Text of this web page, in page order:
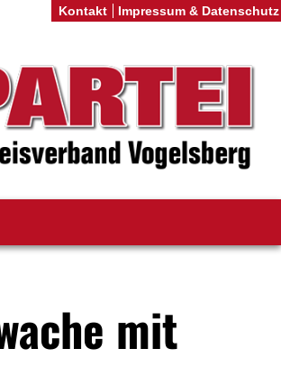
mit
Kontakt Impressum & Datenschutz